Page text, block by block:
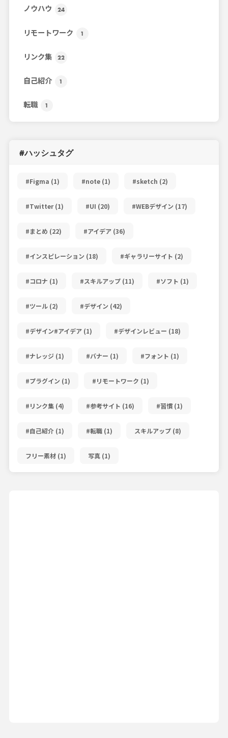
ノウハウ 24
リモートワーク 1
リンク集 22
自己紹介 1
転職 1
#ハッシュタグ
#Figma (1) #note(1) #sketch (2)
#Twitter(1) #UI (20) #WEBデザイン (17)
#まとめ (22) #アイデア(36)
#インスピレーション (18) #ギャラリーサイト (2)
#コロナ (1) #スキルアップ(11) #ソフト (1)
#ツール(2) #デザイン (42)
#デザイン#アイデア(1) #デザインレビュー (18)
#ナレッジ(1) #バナー (1) #フォント (1)
#プラグイン (1) #リモートワーク (1)
#リンク集(4) #参考サイト (16) #習慣(1)
#自己紹介(1) #転職(1) スキルアップ(8)
フリー素材(1) 写真(1)